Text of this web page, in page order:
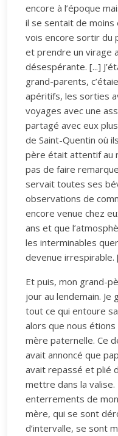
encore à l’époque
il se sentait de moins
vois encore sortir du
et prendre un virage
désespérante. [...]
grand-parents,
apéritifs, les sorties
voyages avec une
partagé avec eux
de Saint-Quentin où
père était attentif au
pas de faire
servait toutes ses
observations de
encore venue chez
ans et que
les interminables
devenue irrespirable.
Et puis, mon grand-
jour au lendemain.
tout ce qui entoure
alors que nous étions
mère paternelle. Ce
avait annoncé que
avait repassé et plié
mettre dans la valise.
enterrements de
mère, qui se sont
d’intervalle, se sont